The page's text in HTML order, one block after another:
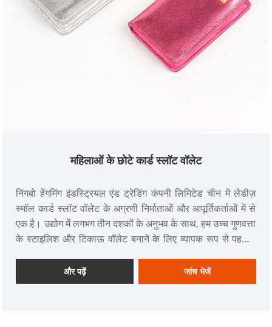
महिलाओं के छोटे कार्ड स्लॉट वॉलेट
निंगबो हेंगमिंग इंडस्ट्रियल एंड ट्रेडिंग कंपनी लिमिटेड चीन में लेडीज़
स्मॉल कार्ड स्लॉट वॉलेट के अग्रणी निर्माताओं और आपूर्तिकर्ताओं में से
एक है। उद्योग में लगभग तीन दशकों के अनुभव के साथ, हम उच्च गुणवत्ता
के स्टाइलिश और टिकाऊ वॉलेट बनाने के लिए व्यापक रूप से पहचाने
और पढ़ें जांच भेजें